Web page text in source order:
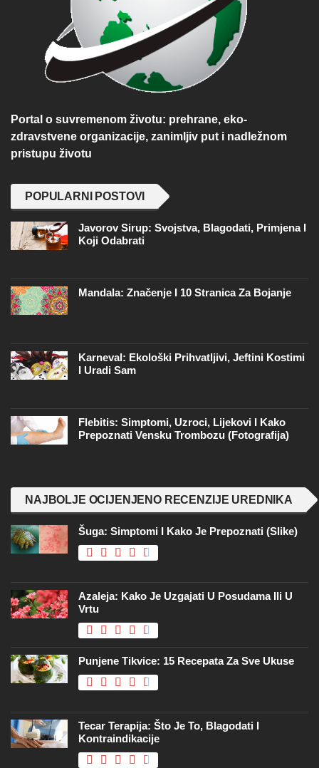
Portal o suvremenom životu: prehrane, eko-
zdravstvene organizacije, zanimljiv put i nadležnom
pristupu životu
POPULARNI POSTOVI
Javorov Sirup: Svojstva, Blagodati, Primjena I
Koji Odabrati
Mandala: Značenje I 10 Stranica Za Bojanje
Karneval: Ekološki Prihvatljivi, Jeftini Kostimi
I Uradi Sam
Flebitis: Simptomi, Uzroci, Lijekovi I Kako
Prepoznati Vensku Trombozu (fotografija)
NAJBOLJE OCIJENJENO RECENZIJE UREDNIKA
Šuga: Simptomi I Kako Je Prepoznati (slike)
Azaleja: Kako Je Uzgajati U Posudama Ili U
Vrtu
Punjene Tikvice: 15 Recepata Za Sve Ukuse
Tecar Terapija: Što Je To, Blagodati I
Kontraindikacije